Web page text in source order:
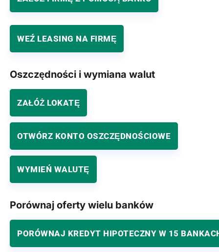
WEŹ LEASING NA FIRMĘ
Oszczędności i wymiana walut
ZAŁÓŻ LOKATĘ
OTWÓRZ KONTO OSZCZĘDNOŚCIOWE
WYMIEŃ WALUTĘ
Porównaj oferty wielu banków
PORÓWNAJ KREDYT HIPOTECZNY W 15